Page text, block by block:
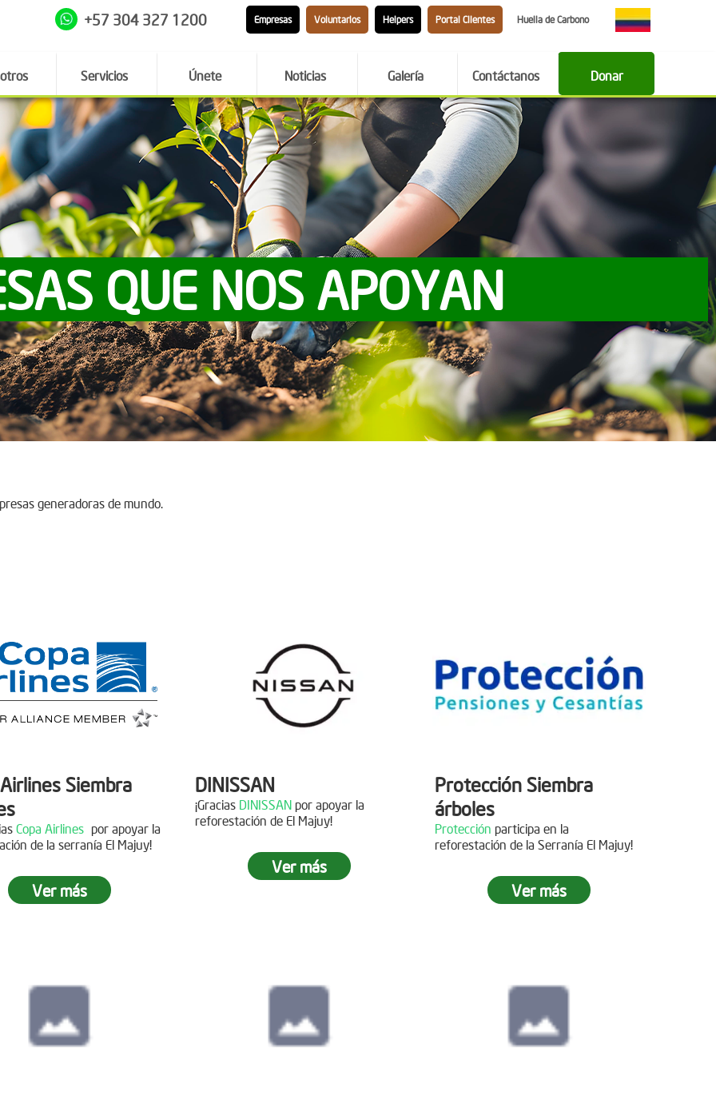
+57 304 327 1200 Empresas Voluntarios Helpers Portal Clientes Huella de Carbono
Servicios Únete Noticias Galería Contáctanos Donar
QUE NOS APOYAN
generadoras de mundo.
Siembra
Copa Airlines por apoyar la
de la serranía El Majuy!
en el Páramo
Ver más
DINISSAN
¡Gracias DINISSAN por apoyar la
reforestación de El Majuy!
Siembra en el páramo de
Sumapaz
Ver más
Protección Siembra
árboles
Protección participa en la
reforestación de la Serranía El Majuy!
Ver más